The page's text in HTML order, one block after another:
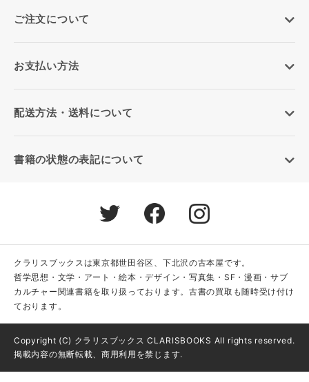
ご注文について
お支払い方法
配送方法・送料について
書籍の状態の表記について
クラリスブックスは東京都世田谷区、下北沢の古本屋です。
哲学思想・文学・アート・絵本・デザイン・写真集・SF・漫画・サブ
カルチャー関連書籍を取り扱っております。古書の買取も随時受け付け
ております。
Copyright (C) クラリスブックス CLARISBOOKS All rights reserved.
掲載内容の無断転載、商用利用を禁じます.